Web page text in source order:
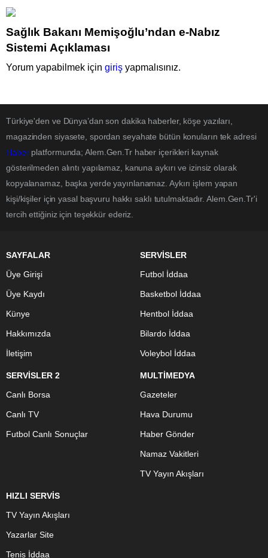
Sağlık Bakanı Memişoğlu’ndan e-Nabız
Sistemi Açıklaması
Yorum yapabilmek için giriş yapmalısınız.
Türkiye'den ve Dünya’dan son dakika haberler, köşe yazıları,
magazinden siyasete, spordan seyahate bütün konuların tek adresi
Haberplatformunda; Alem.Gen.Tr haber içerikleri kaynak
gösterilmeden alıntı yapılamaz, kanuna aykırı ve izinsiz olarak
kopyalanamaz, başka yerde yayınlanamaz. Aykırı işlem yapan
kişi/kişiler için yasal başvuru hakkı saklı tutulmaktadır. Alem.Gen.Tr'i
tercih ettiğiniz için teşekkür ederiz.
SAYFALAR
Üye Girişi
Üye Kaydı
Künye
Hakkımızda
İletişim
SERVİSLER
Futbol İddaa
Basketbol İddaa
Hentbol İddaa
Bilardo İddaa
Voleybol İddaa
SERVİSLER 2
Canlı Borsa
Canlı TV
Futbol Canlı Sonuçlar
MULTİMEDYA
Gazeteler
Hava Durumu
Haber Gönder
Namaz Vakitleri
TV Yayın Akışları
HIZLI SERVİS
TV Yayın Akışları
Yazarlar Site
Tenis İddaa